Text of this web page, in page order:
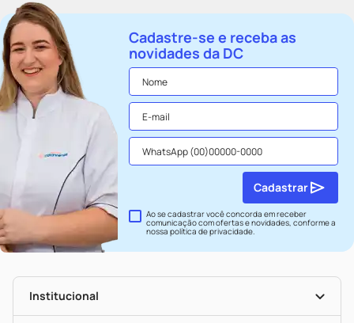
Cadastre-se e receba as
novidades da DC
Ao se cadastrar você concorda em receber
comunicação com ofertas e novidades, conforme a
nossapolítica de privacidade.
Cadastrar
Institucional